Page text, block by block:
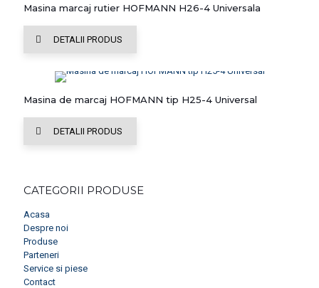
Masina marcaj rutier HOFMANN H26-4 Universala
DETALII PRODUS
Masina de marcaj HOFMANN tip H25-4 Universal
DETALII PRODUS
CATEGORII PRODUSE
Acasa
Despre noi
Produse
Parteneri
Service si piese
Contact